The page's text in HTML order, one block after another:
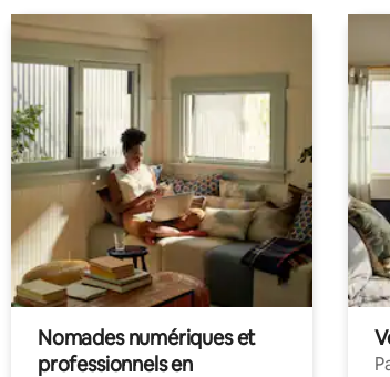
Nomades numériques et
professionnels en